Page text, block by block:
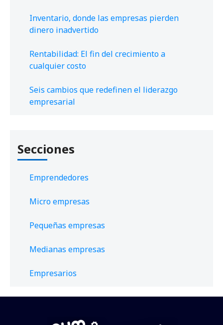
Inventario, donde las empresas pierden
dinero inadvertido
Rentabilidad: El fin del crecimiento a
cualquier costo
Seis cambios que redefinen el liderazgo
empresarial
Secciones
Emprendedores
Micro empresas
Pequeñas empresas
Medianas empresas
Empresarios